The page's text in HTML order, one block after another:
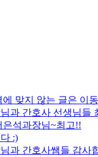
에 맞지 않는 글은 이
과 간호사 선생님들
은석과장님~최고!!
:)
과 간호사쌤들 감사